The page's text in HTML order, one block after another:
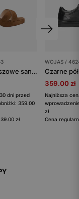
Brązowe zamszowe sandały na szerokim słupku
dni przed
359.00
zł
WOJAS /
359.00 zł
Najniższa
zł
Cena